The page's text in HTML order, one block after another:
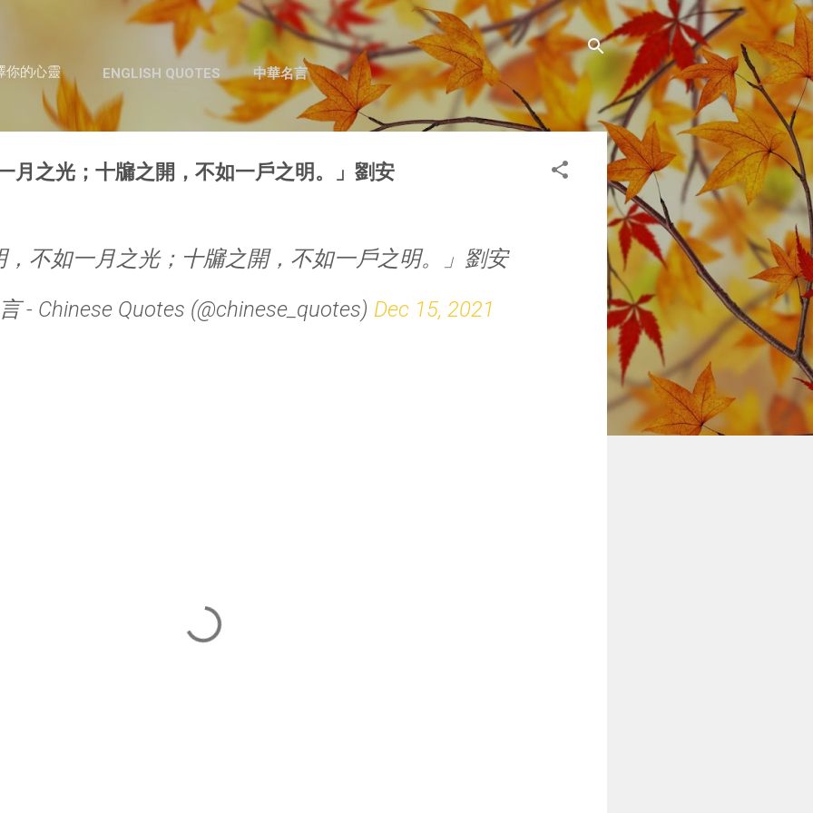
跳至主要內容
你的心靈 ENGLISH QUOTES 中華名言
月之光；十牖之開，不如一戶之明。」劉安
，不如一月之光；十牖之開，不如一戶之明。」劉安
- Chinese Quotes (@chinese_quotes) Dec 15, 2021